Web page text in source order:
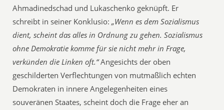
Ahmadinedschad und Lukaschenko geknüpft. Er
schreibt in seiner Konklusio:„Wenn es dem Sozialismus
dient, scheint das alles in Ordnung zu gehen. Sozialismus
ohne Demokratie komme für sie nicht mehr in Frage,
verkünden die Linken oft.“Angesichts der oben
geschilderten Verflechtungen von mutmaßlich echten
Demokraten in innere Angelegenheiten eines
souveränen Staates, scheint doch die Frage eher an